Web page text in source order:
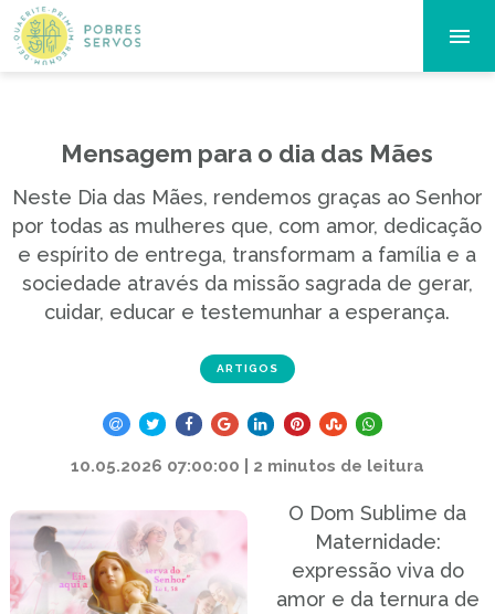
Mensagem para o dia das Mães
Neste Dia das Mães, rendemos graças ao Senhor
por todas as mulheres que, com amor, dedicação
e espírito de entrega, transformam a família e a
sociedade através da missão sagrada de gerar,
cuidar, educar e testemunhar a esperança.
ARTIGOS
10.05.2026 07:00:00 | 2 minutos de leitura
O Dom Sublime da
Maternidade:
expressão viva do
amor e da ternura de